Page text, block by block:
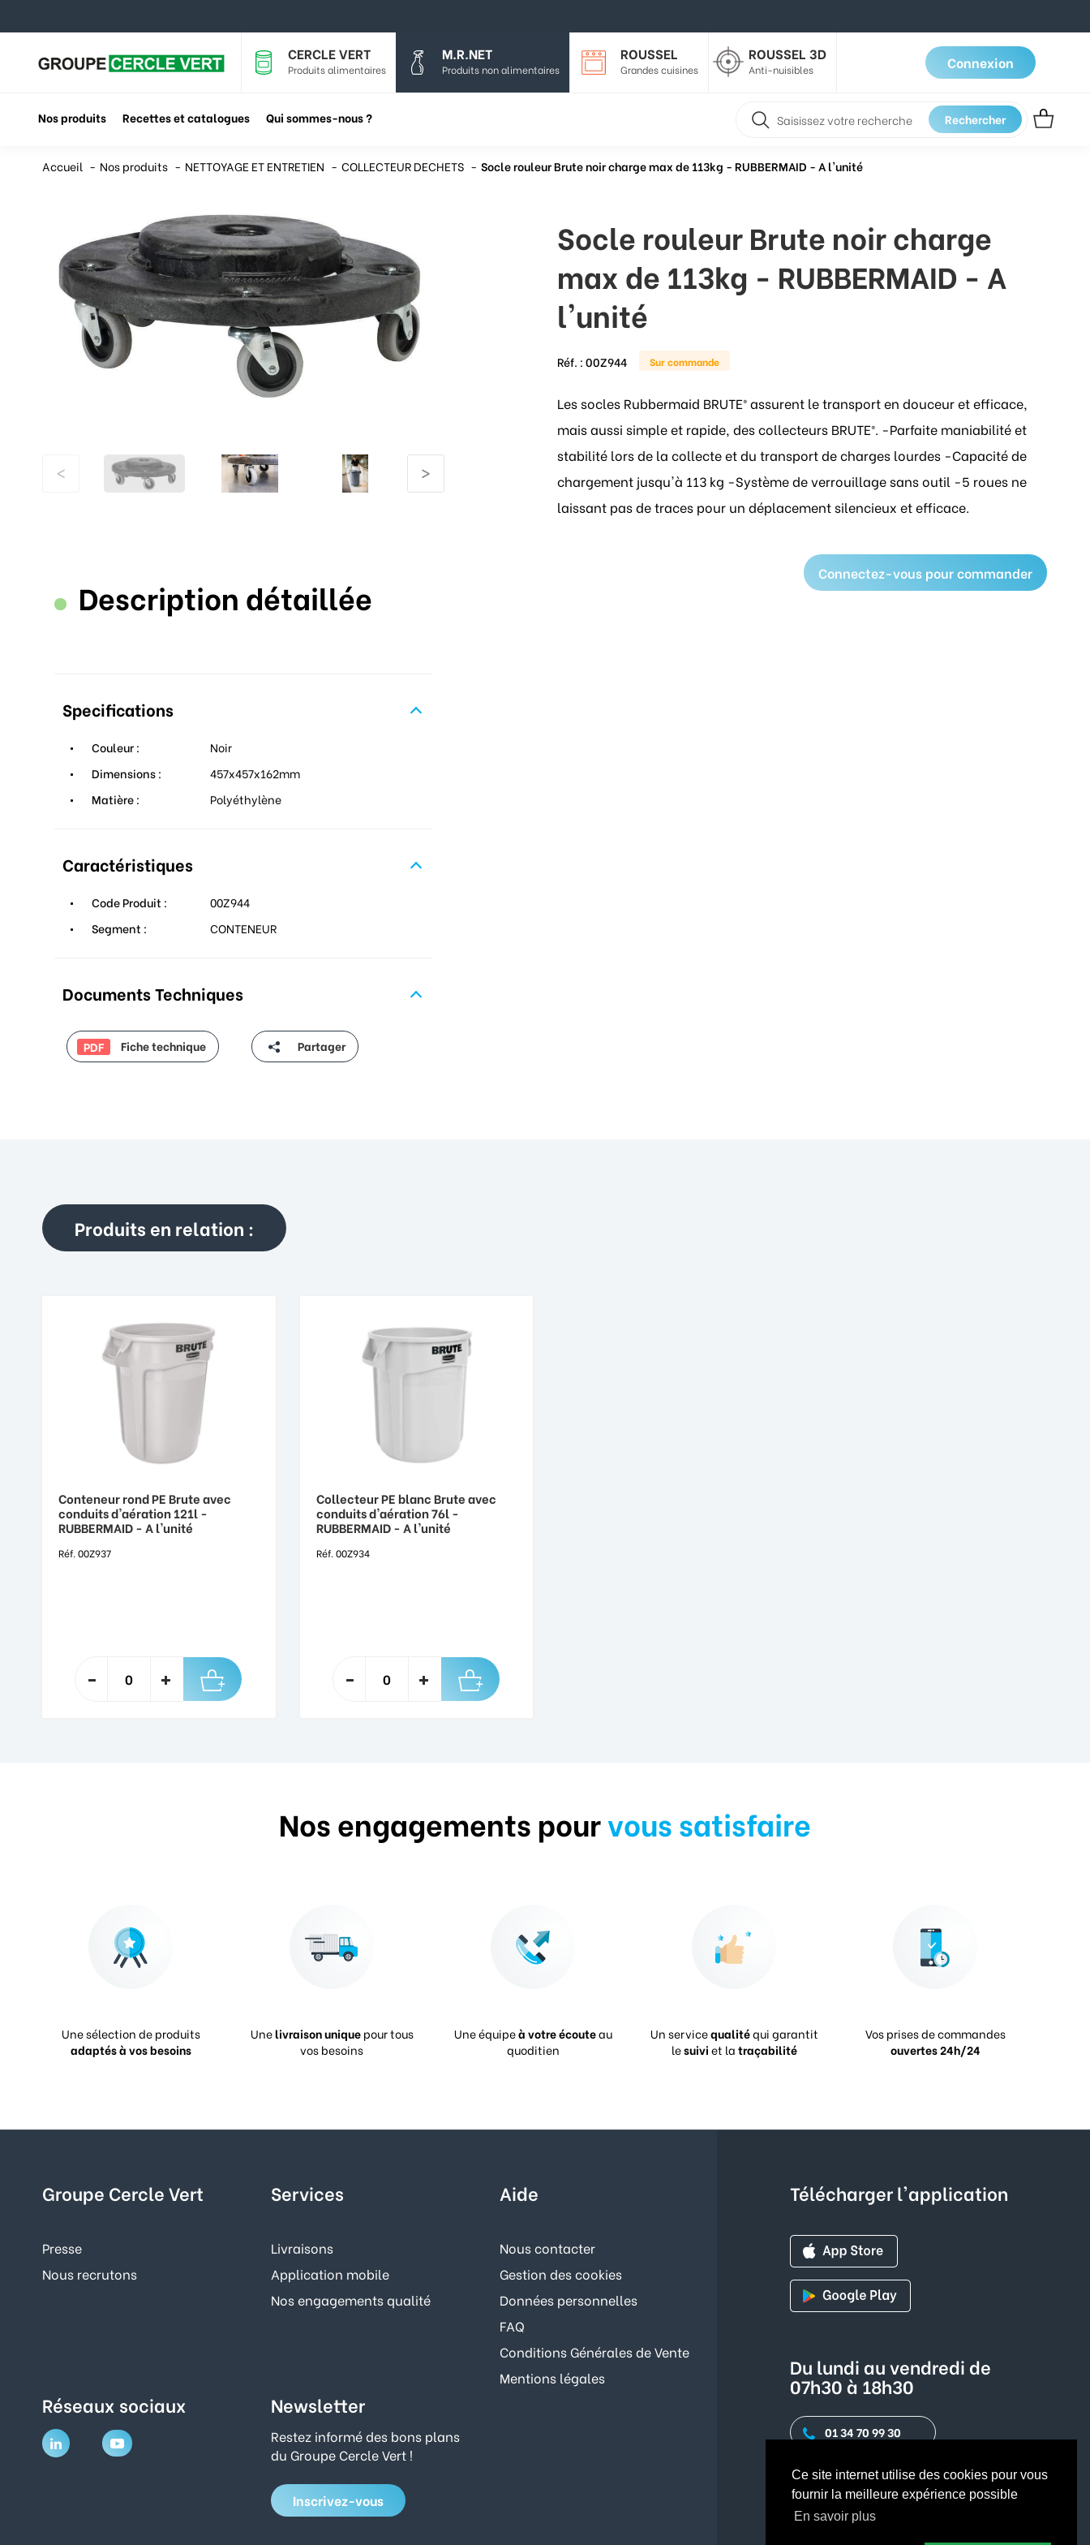
Ce site internet utilise des cookies pour vous
fournir la meilleure expérience possible
En savoir plus
CERCLE VERT
Produits alimentaires
M.R.NET
Produits non alimentaires
ROUSSEL
Grandes cuisines
ROUSSEL 3D
Anti-nuisibles Connexion
Nos produits Recettes et catalogues Qui sommes-nous ? Rechercher
Accueil Nos produits NETTOYAGE ET ENTRETIEN COLLECTEUR DECHETS Socle rouleur Brute noir charge max de 113kg - RUBBERMAID - A l'unité
< >
Description détaillée
Specifications
Couleur :
Noir
Dimensions :
457x457x162mm
Matière :
Polyéthylène
Caractéristiques
Code Produit :
00Z944
Segment :
CONTENEUR
Documents Techniques
PDF Fiche technique Partager
Socle rouleur Brute noir charge
max de 113kg - RUBBERMAID - A
l'unité
Réf. :00Z944 Sur commande
Les socles Rubbermaid BRUTE® assurent le transport en douceur et efficace,
mais aussi simple et rapide, des collecteurs BRUTE®. -Parfaite maniabilité et
stabilité lors de la collecte et du transport de charges lourdes -Capacité de
chargement jusqu'à 113 kg -Système de verrouillage sans outil -5 roues ne
laissant pas de traces pour un déplacement silencieux et efficace.
Connectez-vous pour commander
Produits en relation :
Conteneur rond PE Brute avec
conduits d'aération 121l -
RUBBERMAID - A l'unité
Réf. 00Z937
Collecteur PE blanc Brute avec
conduits d'aération 76l -
RUBBERMAID - A l'unité
Réf. 00Z934
Nos engagements pourvous satisfaire
Une sélection de produits
adaptés à vos besoins
Unelivraison uniquepour tous
vos besoins
Une équipeà votre écouteau
quoditien
Un servicequalitéqui garantit
lesuiviet latraçabilité
Vos prises de commandes
ouvertes 24h/24
Groupe Cercle Vert
Presse
Nous recrutons
Services
Livraisons
Application mobile
Nos engagements qualité
Aide
Nous contacter
Gestion des cookies
Données personnelles
FAQ
Conditions Générales de Vente
Mentions légales
Réseaux sociaux Newsletter
Restez informé des bons plans
du Groupe Cercle Vert !
Inscrivez-vous
Télécharger l'application
Du lundi au vendredi de
07h30 à 18h30
01 34 70 99 30
Contact par mail